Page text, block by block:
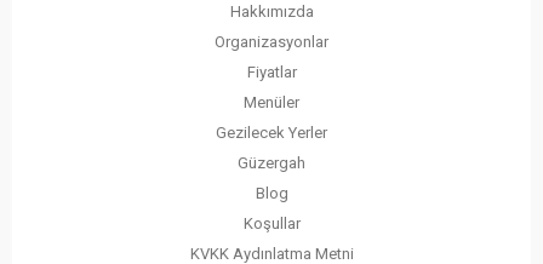
Hakkımızda
Organizasyonlar
Fiyatlar
Menüler
Gezilecek Yerler
Güzergah
Blog
Koşullar
KVKK Aydınlatma Metni